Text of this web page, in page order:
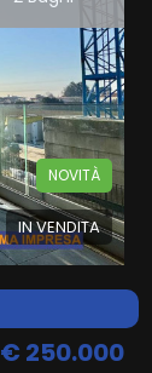
IN VENDITA
NOVITÀ
€ 250.000